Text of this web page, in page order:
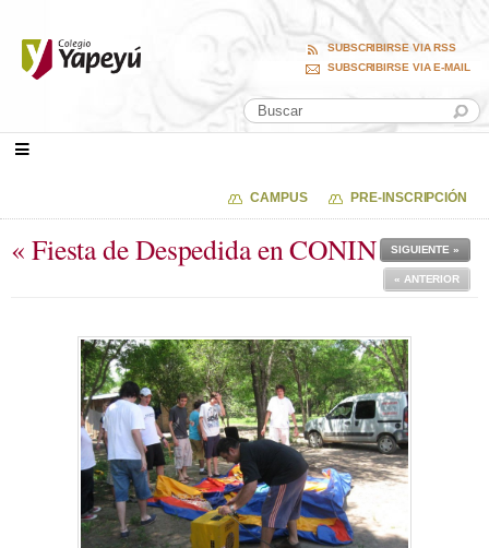
SUBSCRIBIRSE VIA RSS
SUBSCRIBIRSE VIA E-MAIL
CAMPUS PRE-INSCRIPCIÓN
« Fiesta de Despedida en CONIN SIGUIENTE »
« ANTERIOR